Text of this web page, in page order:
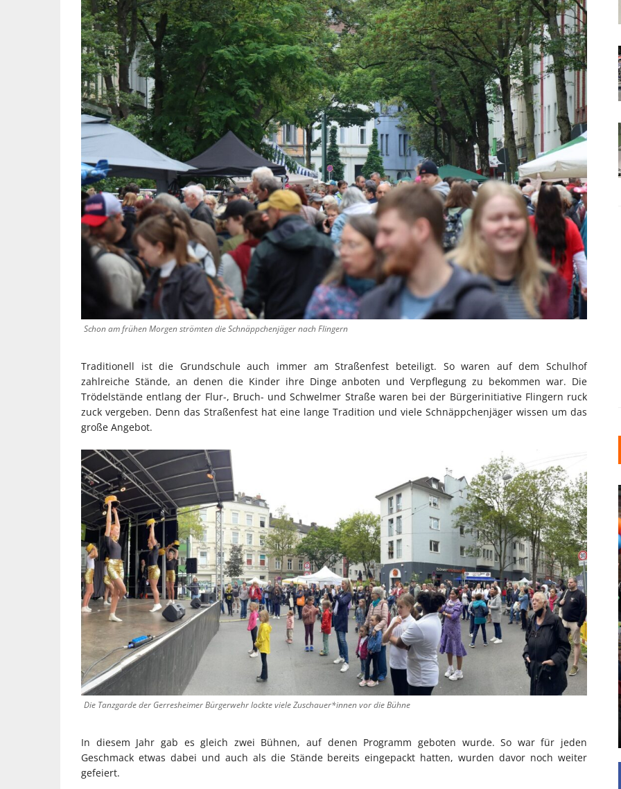
Schon am frühen Morgen strömten die Schnäppchenjäger nach Flingern
Traditionell ist die Grundschule auch immer am Straßenfest beteiligt. So waren auf dem Schulhof
zahlreiche Stände, an denen die Kinder ihre Dinge anboten und Verpflegung zu bekommen war. Die
Trödelstände entlang der Flur-, Bruch- und Schwelmer Straße waren bei der Bürgerinitiative Flingern ruck
zuck vergeben. Denn das Straßenfest hat eine lange Tradition und viele Schnäppchenjäger wissen um das
große Angebot.
Die Tanzgarde der Gerresheimer Bürgerwehr lockte viele Zuschauer*innen vor die Bühne
In diesem Jahr gab es gleich zwei Bühnen, auf denen Programm geboten wurde. So war für jeden
Geschmack etwas dabei und auch als die Stände bereits eingepackt hatten, wurden davor noch weiter
gefeiert.
INDUSTRIELLER CHIC: WIE
KUNSTSTOFFFENSTER DEN
LOFT-STIL IN IHREM
EINFAMILIENHAUS
UNTERSTÜTZEN
Die Inspiration des industriellen Chics sind die
Werkshallen des Industriezeitalters. Die Basis für
diesen Stil sind große Räume, schlicht gehalten